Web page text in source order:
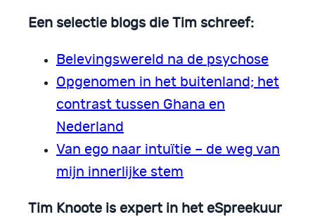
Een selectie blogs die Tim schreef:
Belevingswereld na de psychose
Opgenomen in het buitenland; het
contrast tussen Ghana en
Nederland
Van ego naar intuïtie – de weg van
mijn innerlijke stem
Tim Knoote is expert in het eSpreekuur